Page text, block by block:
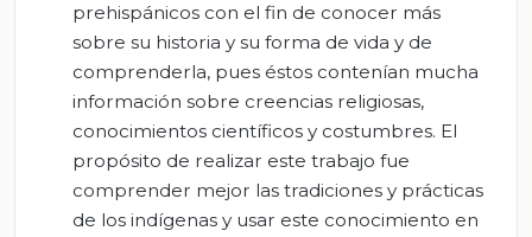
prehispánicos con el fin de conocer más
sobre su historia y su forma de vida y de
comprenderla, pues éstos contenían mucha
información sobre creencias religiosas,
conocimientos científicos y costumbres. El
propósito de realizar este trabajo fue
comprender mejor las tradiciones y prácticas
de los indígenas y usar este conocimiento en